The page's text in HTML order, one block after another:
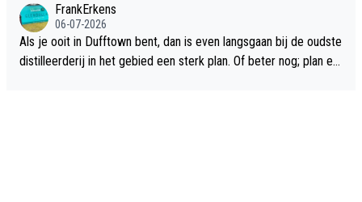
FrankErkens
06-07-2026
Als je ooit in Dufftown bent, dan is even langsgaan bij de oudste
distilleerderij in het gebied een sterk plan. Of beter nog; plan ee